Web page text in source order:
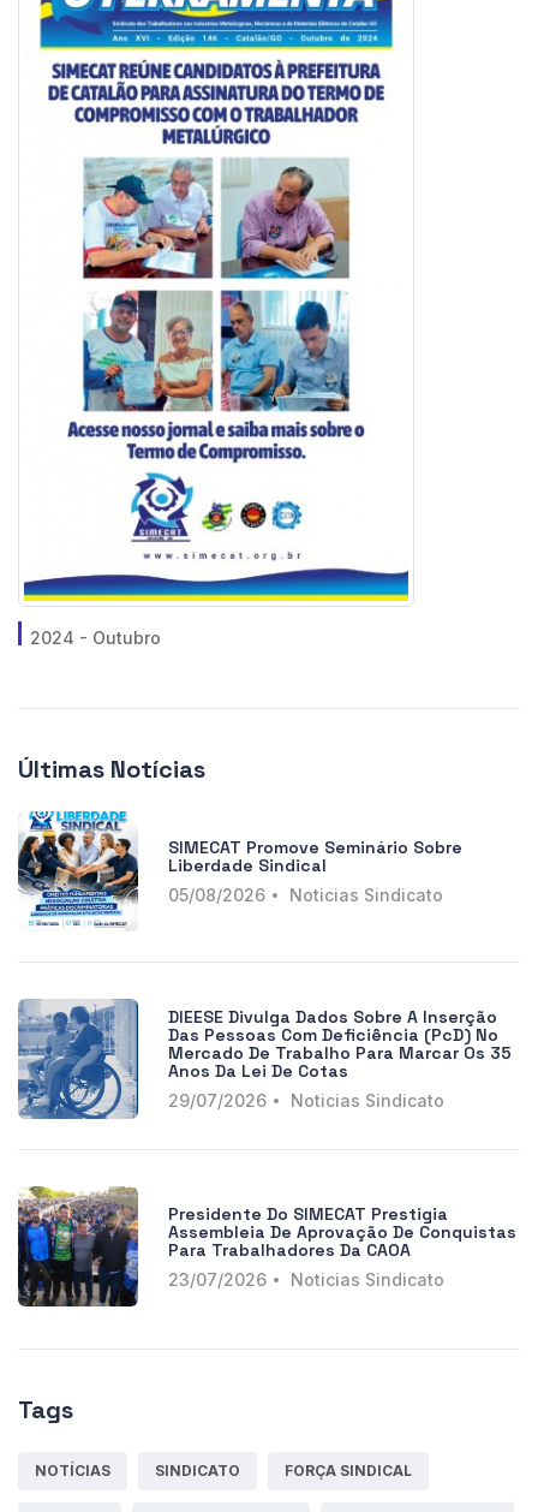
2024 - Outubro
Últimas Notícias
SIMECAT Promove Seminário Sobre
Liberdade Sindical
05/08/2026 Noticias Sindicato
DIEESE Divulga Dados Sobre A Inserção
Das Pessoas Com Deficiência (PcD) No
Mercado De Trabalho Para Marcar Os 35
Anos Da Lei De Cotas
29/07/2026 Noticias Sindicato
Presidente Do SIMECAT Prestigia
Assembleia De Aprovação De Conquistas
Para Trabalhadores Da CAOA
23/07/2026 Noticias Sindicato
Tags
NOTÍCIAS SINDICATO FORÇA SINDICAL